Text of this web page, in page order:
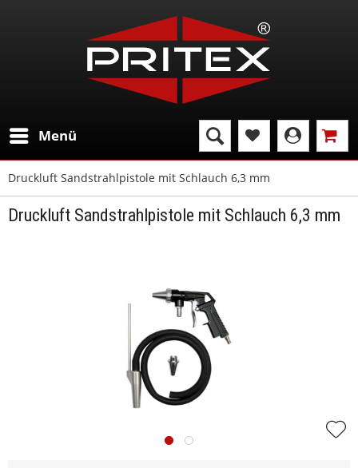
Menü
Druckluft Sandstrahlpistole mit Schlauch 6,3 mm
Druckluft Sandstrahlpistole mit Schlauch 6,3 mm